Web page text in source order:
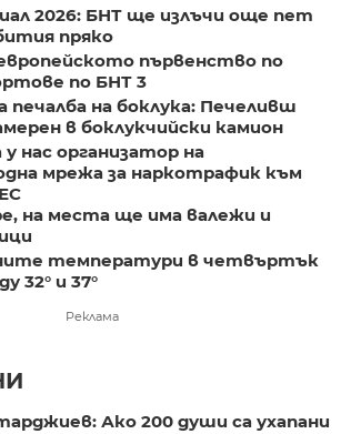
2026: БНТ ще излъчи още пет
пряко
първенство по
по БНТ 3
печалба на боклука: Печеливш
в боклукчийски камион
нас организатор на
мрежа за наркотрафик към
на места ще има валежи и
температури в четвъртък
32° и 37°
Реклама
Ако 200 души са ухапани